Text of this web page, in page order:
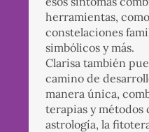
herramientas,
constelaciones
simbólicos y más.
Clarisa también
camino de
manera única,
terapias y métodos
astrología, la